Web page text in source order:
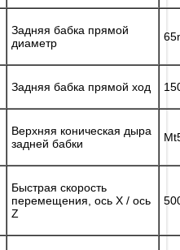
Задняя бабка прямой
диаметр
Задняя бабка прямой ход
Верхняя коническая дыра
задней бабки
Быстрая скорость
перемещения, ось X / ось
Z